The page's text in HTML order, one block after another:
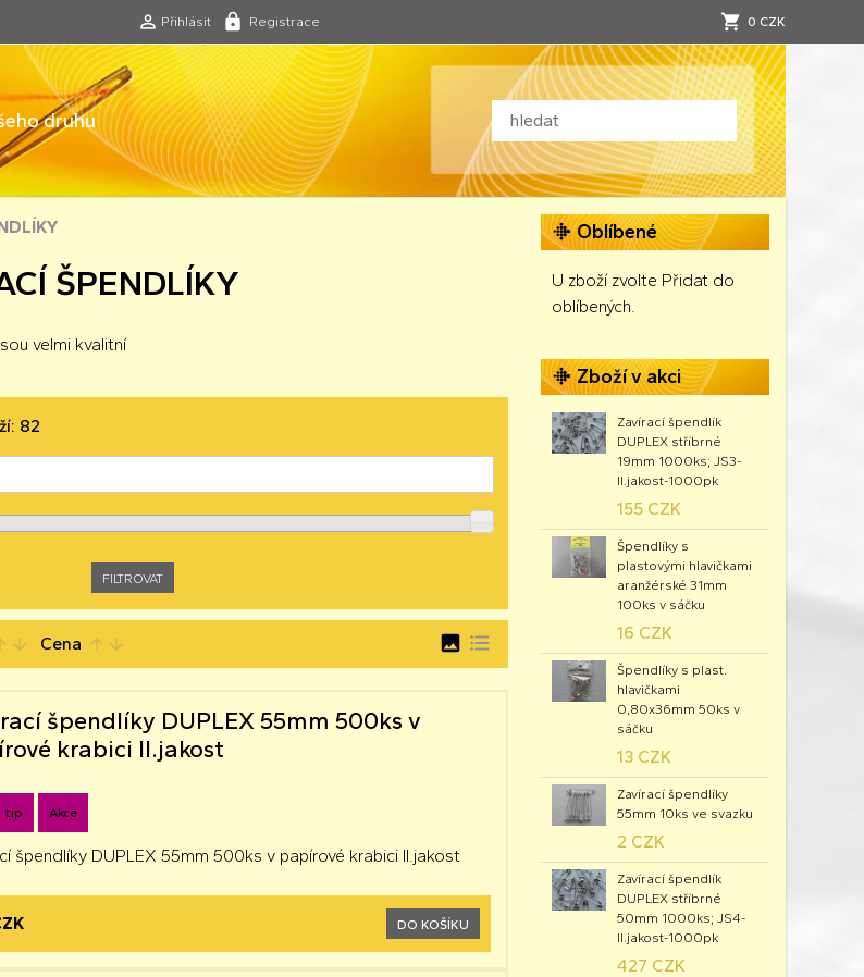
Přihlásit Registrace 0 CZK
druhu
ŠPENDLÍKY
velmi kvalitní
82
arrow_downward Cena arrow_upward arrow_downward image format_list_bulleted
tip Akce
špendlíky DUPLEX 55mm 500ks v
krabici II.jakost
špendlíky DUPLEX 55mm 500ks v papírové krabici II.jakost
DO KOŠÍKU
Oblíbené
U zboží zvolte Přidat do
oblíbených.
Zboží v akci
Zavírací špendlík
DUPLEX stříbrné
19mm 1000ks; JS3-
II.jakost-1000pk
155 CZK
Špendlíky s
plastovými hlavičkami
aranžérské 31mm
100ks v sáčku
16 CZK
Špendlíky s plast.
hlavičkami
0,80x36mm 50ks v
sáčku
13 CZK
Zavírací špendlíky
55mm 10ks ve svazku
2 CZK
Zavírací špendlík
DUPLEX stříbrné
50mm 1000ks; JS4-
II.jakost-1000pk
427 CZK